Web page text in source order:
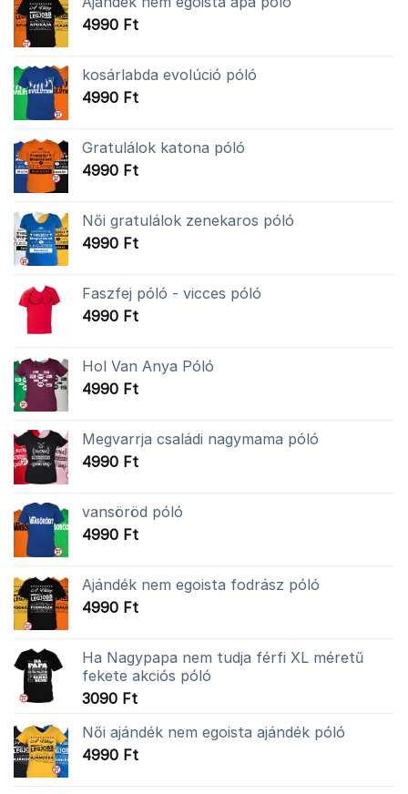
4990 Ft
kosárlabda evolúció póló
4990 Ft
Gratulálok katona póló
4990 Ft
Női gratulálok zenekaros póló
4990 Ft
Faszfej póló - vicces póló
4990 Ft
Hol Van Anya Póló
4990 Ft
Megvarrja családi nagymama póló
4990 Ft
vansöröd póló
4990 Ft
Ajándék nem egoista fodrász póló
4990 Ft
Ha Nagypapa nem tudja férfi XL méretű
fekete akciós póló
3090 Ft
Női ajándék nem egoista ajándék póló
4990 Ft